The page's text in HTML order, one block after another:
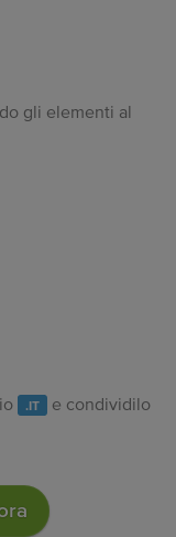
gli elementi al
.IT
e condividilo